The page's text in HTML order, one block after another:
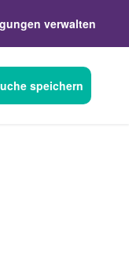
verwalten
speichern